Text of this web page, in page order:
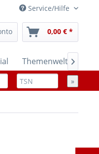
Service/Hilfe
0,00 € *
Themenwelten

»